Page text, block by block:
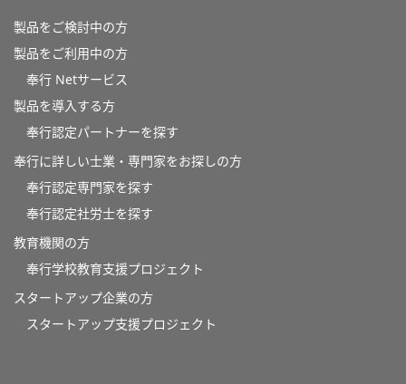
製品をご検討中の方
製品をご利用中の方
奉行 Netサービス
製品を導入する方
奉行認定パートナーを探す
奉行に詳しい士業・専門家をお探しの方
奉行認定専門家を探す
奉行認定社労士を探す
教育機関の方
奉⾏学校教育⽀援プロジェクト
スタートアップ企業の方
スタートアップ支援プロジェクト